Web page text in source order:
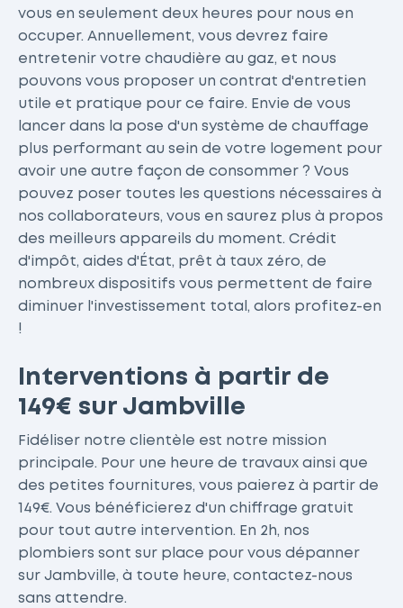
vous en seulement deux heures pour nous en
occuper. Annuellement, vous devrez faire
entretenir votre chaudière au gaz, et nous
pouvons vous proposer un contrat d'entretien
utile et pratique pour ce faire. Envie de vous
lancer dans la pose d'un système de chauffage
plus performant au sein de votre logement pour
avoir une autre façon de consommer ? Vous
pouvez poser toutes les questions nécessaires à
nos collaborateurs, vous en saurez plus à propos
des meilleurs appareils du moment. Crédit
d'impôt, aides d'État, prêt à taux zéro, de
nombreux dispositifs vous permettent de faire
diminuer l'investissement total, alors profitez-en
!
Interventions à partir de
149€ sur Jambville
Fidéliser notre clientèle est notre mission
principale. Pour une heure de travaux ainsi que
des petites fournitures, vous paierez à partir de
149€. Vous bénéficierez d'un chiffrage gratuit
pour tout autre intervention. En 2h, nos
plombiers sont sur place pour vous dépanner
sur Jambville, à toute heure, contactez-nous
sans attendre.